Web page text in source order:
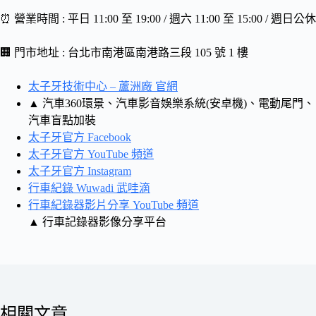
⏰ 營業時間 : 平日 11:00 至 19:00 / 週六 11:00 至 15:00 / 週日公休
🏢 門市地址 : 台北市南港區南港路三段 105 號 1 樓
太子牙技術中心 – 蘆洲廠 官網
▲ 汽車360環景、汽車影音娛樂系統(安卓機)、電動尾門、
汽車盲點加裝
太子牙官方 Facebook
太子牙官方 YouTube 頻道
太子牙官方 Instagram
行車紀錄 Wuwadi 武哇滴
行車紀錄器影片分享 YouTube 頻道
▲ 行車記錄器影像分享平台